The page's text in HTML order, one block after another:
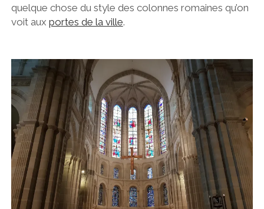
quelque chose du style des colonnes romaines qu’on
voit aux portes de la ville.